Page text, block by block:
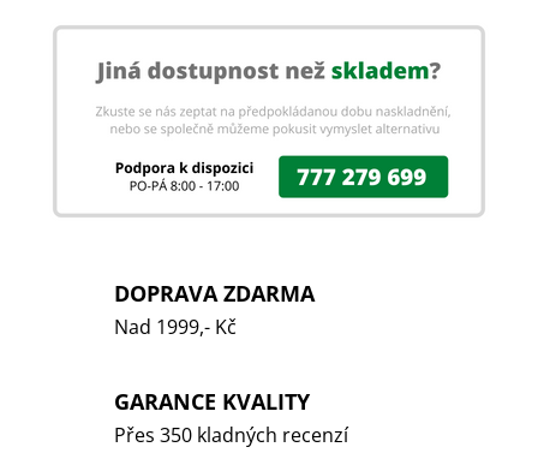
DOPRAVA ZDARMA
Nad 1999,- Kč
GARANCE KVALITY
Přes 350 kladných recenzí